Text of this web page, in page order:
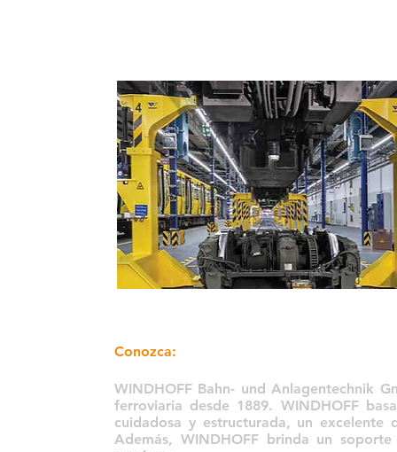
Conozca:
WINDHOFF Bahn- und Anlagentechnik
ferroviaria desde 1889. WINDHOFF
cuidadosa y estructurada, un
Además, WINDHOFF brinda un